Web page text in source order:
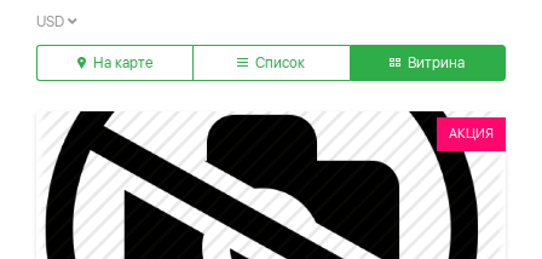
USD
На карте Список Витрина
АКЦИЯ